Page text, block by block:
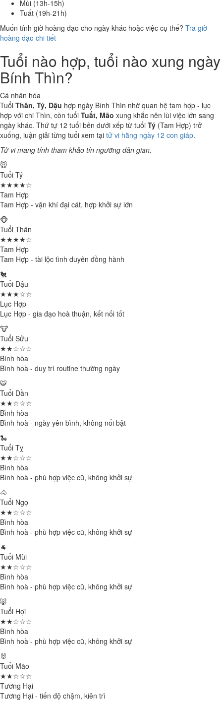
Mùi (13h-15h)
Tuất (19h-21h)
Muốn tính giờ hoàng đạo cho ngày khác hoặc việc cụ thể? Tra giờ
hoàng đạo chi tiết
Tuổi nào hợp, tuổi nào xung ngày
Bính Thìn?
Cá nhân hóa
Tuổi Thân, Tý, Dậu hợp ngày Bính Thìn nhờ quan hệ tam hợp - lục
hợp với chi Thìn, còn tuổi Tuất, Mão xung khắc nên lùi việc lớn sang
ngày khác. Thứ tự 12 tuổi bên dưới xếp từ tuổi Tý (Tam Hợp) trở
xuống, luận giải từng tuổi xem tại tử vi hằng ngày 12 con giáp.
Tử vi mang tính tham khảo tín ngưỡng dân gian.
🐭
Tuổi Tý
★★★★☆
Tam Hợp
Tam Hợp - vận khí đại cát, hợp khởi sự lớn
🐵
Tuổi Thân
★★★★☆
Tam Hợp
Tam Hợp - tài lộc tình duyên đồng hành
🐔
Tuổi Dậu
★★★☆☆
Lục Hợp
Lục Hợp - gia đạo hoà thuận, kết nối tốt
🐮
Tuổi Sửu
★★☆☆☆
Bình hòa
Bình hoà - duy trì routine thường ngày
🐯
Tuổi Dần
★★☆☆☆
Bình hòa
Bình hoà - ngày yên bình, không nổi bật
🐍
Tuổi Tỵ
★★☆☆☆
Bình hòa
Bình hoà - phù hợp việc cũ, không khởi sự
🐴
Tuổi Ngọ
★★☆☆☆
Bình hòa
Bình hoà - phù hợp việc cũ, không khởi sự
🐐
Tuổi Mùi
★★☆☆☆
Bình hòa
Bình hoà - phù hợp việc cũ, không khởi sự
🐷
Tuổi Hợi
★★☆☆☆
Bình hòa
Bình hoà - phù hợp việc cũ, không khởi sự
🐰
Tuổi Mão
★★☆☆☆
Tương Hại
Tương Hại - tiến độ chậm, kiên trì